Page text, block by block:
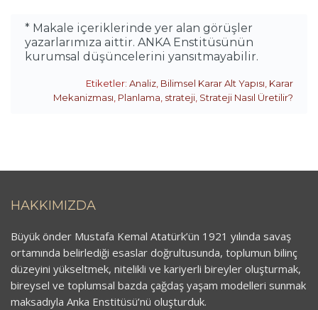
* Makale içeriklerinde yer alan görüşler
yazarlarımıza aittir. ANKA Enstitüsünün
kurumsal düşüncelerini yansıtmayabilir.
Etiketler: Analiz, Bilimsel Karar Alt Yapısı, Karar
Mekanizması, Planlama, strateji, Strateji Nasıl Üretilir?
HAKKIMIZDA
Büyük önder Mustafa Kemal Atatürk’ün 1921 yılında savaş
ortamında belirlediği esaslar doğrultusunda, toplumun bilinç
düzeyini yükseltmek, nitelikli ve kariyerli bireyler oluşturmak,
bireysel ve toplumsal bazda çağdaş yaşam modelleri sunmak
maksadıyla Anka Enstitüsü’nü oluşturduk.